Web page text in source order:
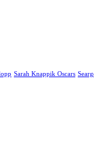
Sarah Knappik Oscars